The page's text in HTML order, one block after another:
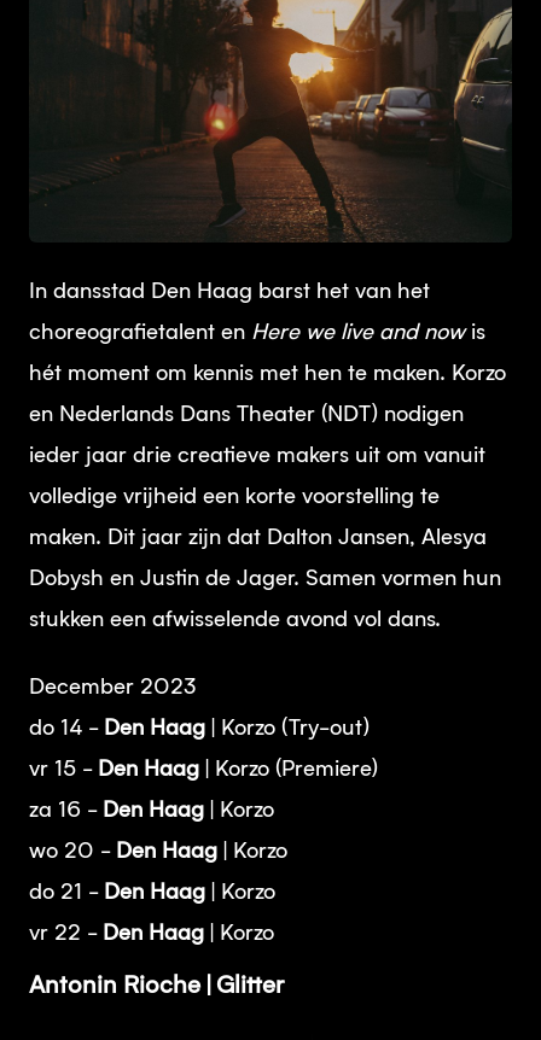
In dansstad Den Haag barst het van het
choreografietalent en Here we live and nowis
hét moment om kennis met hen te maken. Korzo
en Nederlands Dans Theater (NDT) nodigen
ieder jaar drie creatieve makers uit om vanuit
volledige vrijheid een korte voorstelling te
maken. Dit jaar zijn dat Dalton Jansen, Alesya
Dobysh en Justin de Jager. Samen vormen hun
stukken een afwisselende avond vol dans.
December 2023
do 14 - Den Haag
| Korzo (Try-out)
vr 15 - Den Haag
| Korzo (Premiere)
za 16 - Den Haag
| Korzo
wo 20 - Den Haag
| Korzo
do 21 - Den Haag
| Korzo
vr 22 - Den Haag | Korzo
Antonin Rioche | Glitter